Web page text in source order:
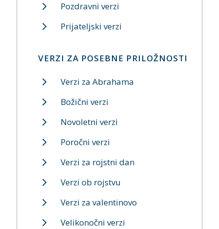
Pozdravni verzi
Prijateljski verzi
VERZI ZA POSEBNE PRILOŽNOSTI
Verzi za Abrahama
Božični verzi
Novoletni verzi
Poročni verzi
Verzi za rojstni dan
Verzi ob rojstvu
Verzi za valentinovo
Velikonočni verzi